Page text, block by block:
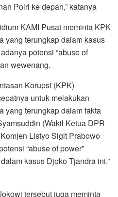
Polri ke depan,” katanya
KAMI Pusat meminta KPK
yang terungkap dalam kasus
potensi “abuse of
wewenang.
Korupsi (KPK)
untuk melakukan
yang terungkap dalam fakta
(Wakil Ketua DPR
Listyo Sigit Prabowo
“abuse of power”
kasus Djoko Tjandra ini,”
tersebut juga meminta